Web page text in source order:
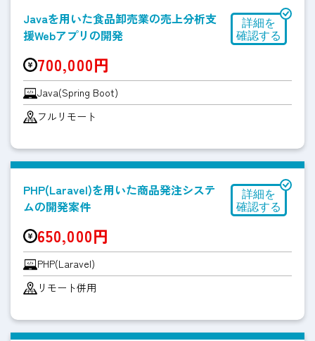
Javaを用いた食品卸売業の売上分析支
援Webアプリの開発
700,000円
Java(Spring Boot)
フルリモート
PHP(Laravel)を用いた商品発注システ
ムの開発案件
650,000円
PHP(Laravel)
リモート併用